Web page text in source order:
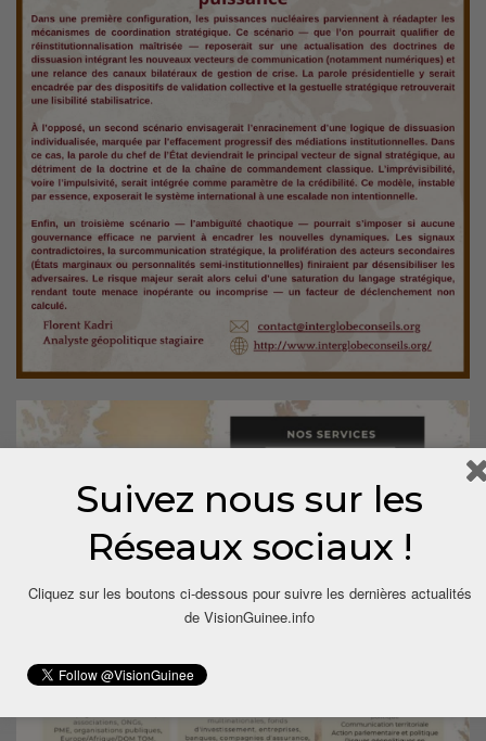
Suivez nous sur les
Réseaux sociaux !
Cliquez sur les boutons ci-dessous pour suivre les dernières actualités
de VisionGuinee.info